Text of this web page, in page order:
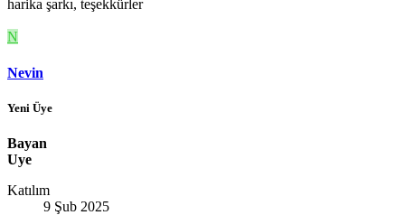
harika şarkı, teşekkürler
N
Nevin
Yeni Üye
Bayan
Uye
Katılım
9 Şub 2025